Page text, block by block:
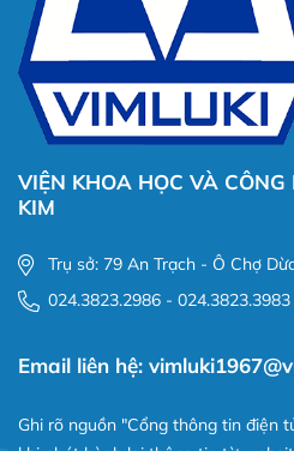
VIỆN KHOA HỌC VÀ
KIM
Trụ sở: 79 An Trạch - Ô Chợ
024.3823.2986 - 024.3823.3983
Email liên hệ:
Ghi rõ nguồn "Cổng thông tin điện